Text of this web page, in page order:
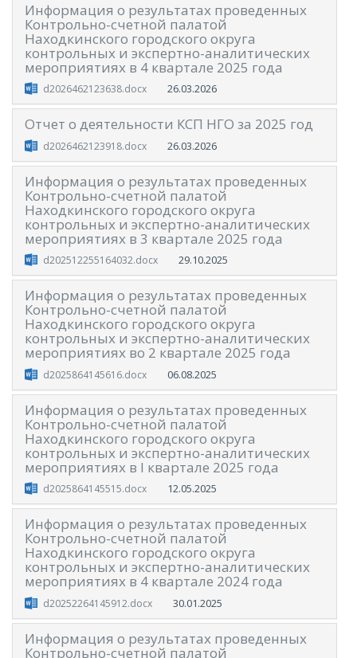
Информация о результатах проведенных
Контрольно-счетной палатой
Находкинского городского округа
контрольных и экспертно-аналитических
мероприятиях в 4 квартале 2025 года
d2026462123638.docx 26.03.2026
Отчет о деятельности КСП НГО за 2025 год
d2026462123918.docx 26.03.2026
Информация о результатах проведенных
Контрольно-счетной палатой
Находкинского городского округа
контрольных и экспертно-аналитических
мероприятиях в 3 квартале 2025 года
d202512255164032.docx 29.10.2025
Информация о результатах проведенных
Контрольно-счетной палатой
Находкинского городского округа
контрольных и экспертно-аналитических
мероприятиях во 2 квартале 2025 года
d2025864145616.docx 06.08.2025
Информация о результатах проведенных
Контрольно-счетной палатой
Находкинского городского округа
контрольных и экспертно-аналитических
мероприятиях в I квартале 2025 года
d2025864145515.docx 12.05.2025
Информация о результатах проведенных
Контрольно-счетной палатой
Находкинского городского округа
контрольных и экспертно-аналитических
мероприятиях в 4 квартале 2024 года
d20252264145912.docx 30.01.2025
Информация о результатах проведенных
Контрольно-счетной палатой